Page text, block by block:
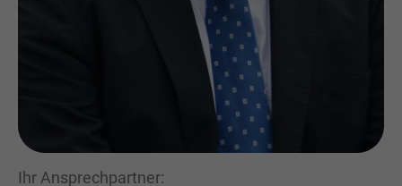
Ihr Ansprechpartner: